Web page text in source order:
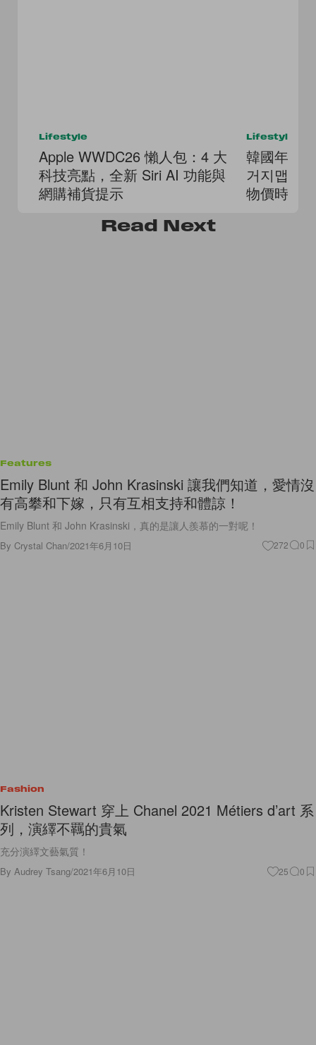
Lifestyle
Apple WWDC26 懶人包：4 大
科技亮點，全新 Siri AI 功能與
網購補貨提示
Lifestyle
韓國年輕
거지맵（
物價時代
Read Next
Features
Emily Blunt 和 John Krasinski 讓我們知道，愛情沒
有高攀和下嫁，只有互相支持和體諒！
Emily Blunt 和 John Krasinski，真的是讓人羨慕的一對呢！
By Crystal Chan/2021年6月10日 272 0
Fashion
Kristen Stewart 穿上 Chanel 2021 Métiers d’art 系
列，演繹不羈的貴氣
充分演繹文藝氣質！
By Audrey Tsang/2021年6月10日 25 0